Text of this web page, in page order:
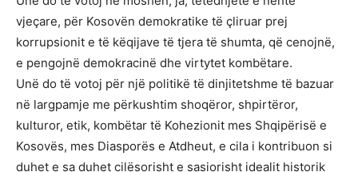
vjeçare, për Kosovën demokratike të çliruar prej
korrupsionit e të këqijave të tjera të shumta, që cenojnë,
e pengojnë demokracinë dhe virtytet kombëtare.
Unë do të votoj për një politikë të dinjitetshme të bazuar
në largpamje me përkushtim shoqëror, shpirtëror,
kulturor, etik, kombëtar të Kohezionit mes Shqipërisë e
Kosovës, mes Diasporës e Atdheut, e cila i kontribuon si
duhet e sa duhet cilësorisht e sasiorisht idealit historik